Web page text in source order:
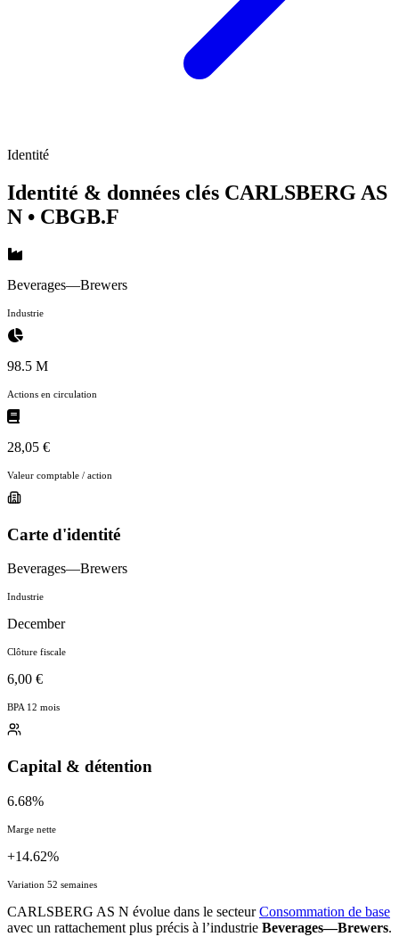
Identité
Identité & données clés CARLSBERG AS
N • CBGB.F
Beverages—Brewers
Industrie
98.5 M
Actions en circulation
28,05 €
Valeur comptable / action
Carte d'identité
Beverages—Brewers
Industrie
December
Clôture fiscale
6,00 €
BPA 12 mois
Capital & détention
6.68%
Marge nette
+14.62%
Variation 52 semaines
CARLSBERG AS N évolue dans le secteurConsommation de base
avec un rattachement plus précis à l’industrie Beverages—Brewers.